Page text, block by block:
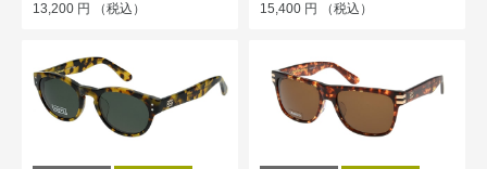
13,200 円 （税込）
15,400 円 （税込）